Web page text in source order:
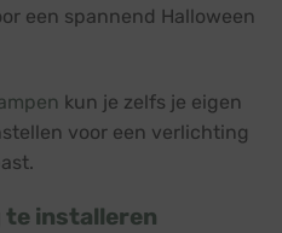
een spannend Halloween
kun je zelfs je eigen
voor een verlichting
te installeren